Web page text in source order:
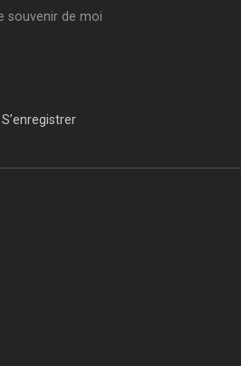
souvenir de moi
S’enregistrer